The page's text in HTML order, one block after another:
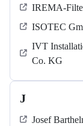
IREMA-
ISOTEC
IVT
Co. KG
J
Josef